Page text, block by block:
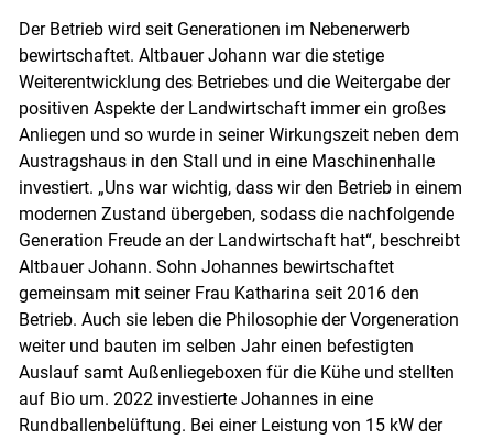
Der Betrieb wird seit Generationen im Nebenerwerb
bewirtschaftet. Altbauer Johann war die stetige
Weiterentwicklung des Betriebes und die Weitergabe der
positiven Aspekte der Landwirtschaft immer ein großes
Anliegen und so wurde in seiner Wirkungszeit neben dem
Austragshaus in den Stall und in eine Maschinenhalle
investiert. „Uns war wichtig, dass wir den Betrieb in einem
modernen Zustand übergeben, sodass die nachfolgende
Generation Freude an der Landwirtschaft hat“, beschreibt
Altbauer Johann. Sohn Johannes bewirtschaftet
gemeinsam mit seiner Frau Katharina seit 2016 den
Betrieb. Auch sie leben die Philosophie der Vorgeneration
weiter und bauten im selben Jahr einen befestigten
Auslauf samt Außenliegeboxen für die Kühe und stellten
auf Bio um. 2022 investierte Johannes in eine
Rundballenbelüftung. Bei einer Leistung von 15 kW der